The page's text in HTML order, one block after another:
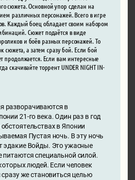
сюжета. Основной упор сделан на
различных персонажей. Всего в игре
Каждый боец обладает своим набором
Сюжет подаётся в виде
и боёв разных персонажей. То
сюжета, а затем сразу бой. Если бой
продолжается. Если вам интересные
скачивайте торрент UNDER NIGHT IN-
разворачиваются в
21-го века. Один раз в год
в Японии
Пустая ночь. В эту ночь
эдакие Войды. Это ужасные
питаются специальной силой.
людей. Если человек
же становиться целью